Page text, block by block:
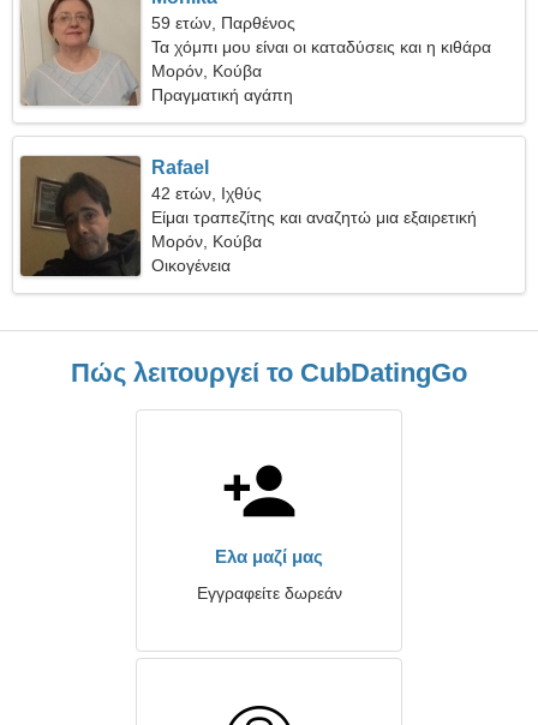
59 ετών, Παρθένος
Τα χόμπι μου είναι οι καταδύσεις και η κιθάρα
Μορόν, Κούβα
Πραγματική αγάπη
Rafael
42 ετών, Ιχθύς
Είμαι τραπεζίτης και αναζητώ μια εξαιρετική
γυναίκα
Μορόν, Κούβα
Οικογένεια
Πώς λειτουργεί το CubDatingGo
Ελα μαζί μας
Εγγραφείτε δωρεάν